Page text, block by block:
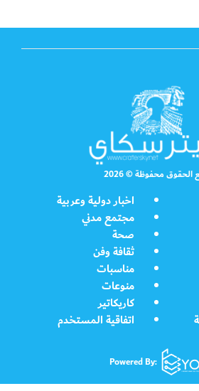
محفوظة © 2026
اخبار دولية وعربية
مجتمع مدني
صحة
ثقافة وفن
مناسبات
منوعات
كاريكاتير
اتفاقية المستخدم
Powered By: